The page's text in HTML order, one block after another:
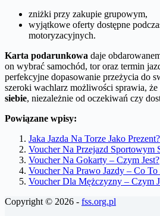
zniżki przy zakupie grupowym,
wyjątkowe oferty dostępne
motoryzacyjnych.
Karta podarunkowa daje
on wybrać samochód, tor oraz termin
perfekcyjne dopasowanie przeżycia do
szeroki wachlarz możliwości sprawia, że
siebie, niezależnie od oczekiwań czy
Powiązane wpisy:
Jaka Jazda Na Torze Jako Prezent?
Voucher Na Przejazd Sportowym
Voucher Na Gokarty – Czym Jest?
Voucher Na Prawo Jazdy – Co To
Voucher Dla Mężczyzny – Czym
Copyright © 2026 - fss.org.pl